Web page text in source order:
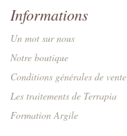
Informations
Un mot sur nous
Notre boutique
Conditions générales de vente
Les traitements de Terrapia
Formation Argile